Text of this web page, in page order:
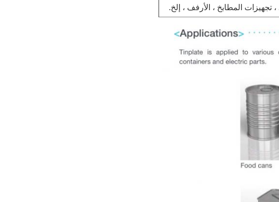
، تجهيزات المطابخ ، الأرفف ، إلخ.